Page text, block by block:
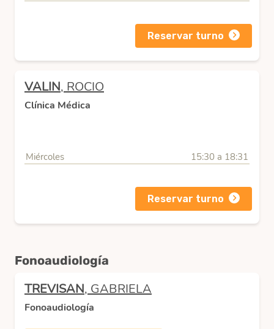
Reservar turno
VALIN, ROCIO
Clínica Médica
Miércoles 15:30 a 18:31
Reservar turno
Fonoaudiología
TREVISAN, GABRIELA
Fonoaudiología